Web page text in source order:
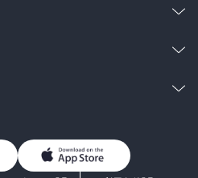
男子向けラノベ
お問い合わせ